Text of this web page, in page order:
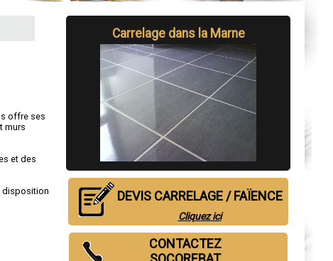
offre ses
murs
et des
disposition
Carrelage dans la Marne
DEVIS CARRELAGE / FAÏENCE
Cliquez ici
CONTACTEZ